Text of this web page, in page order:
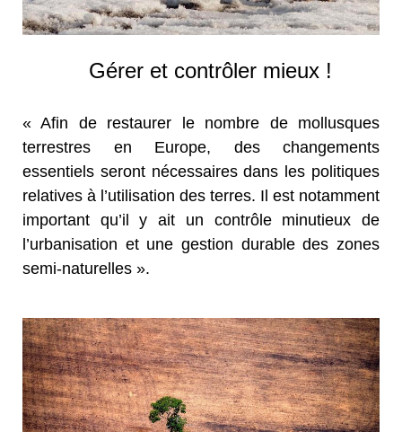
Gérer et contrôler mieux !
« Afin de restaurer le nombre de mollusques
terrestres en Europe, des changements
essentiels seront nécessaires dans les politiques
relatives à l’utilisation des terres. Il est notamment
important qu’il y ait un contrôle minutieux de
l’urbanisation et une gestion durable des zones
semi-naturelles ».